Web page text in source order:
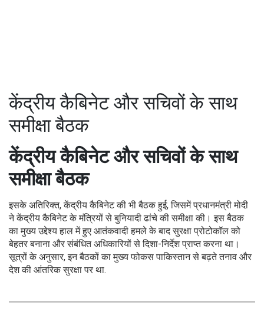
केंद्रीय कैबिनेट और सचिवों के साथ
समीक्षा बैठक
केंद्रीय कैबिनेट और सचिवों के साथ
समीक्षा बैठक
इसके अतिरिक्त, केंद्रीय कैबिनेट की भी बैठक हुई, जिसमें प्रधानमंत्री मोदी
ने केंद्रीय कैबिनेट के मंत्रियों से बुनियादी ढांचे की समीक्षा की। इस बैठक
का मुख्य उद्देश्य हाल में हुए आतंकवादी हमले के बाद सुरक्षा प्रोटोकॉल को
बेहतर बनाना और संबंधित अधिकारियों से दिशा-निर्देश प्राप्त करना था।
सूत्रों के अनुसार, इन बैठकों का मुख्य फोकस पाकिस्तान से बढ़ते तनाव और
देश की आंतरिक सुरक्षा पर था.